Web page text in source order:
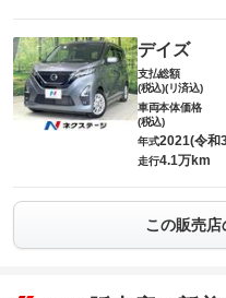
デイズ
支払総額
(税込)(リ済込)
車両本体価格
(税込)
年式2021(令和
走行4.1万km
この販売